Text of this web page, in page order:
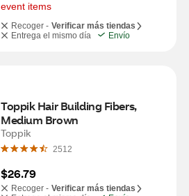
event items
Recoger - Verificar más tiendas
Entrega el mismo día
Envío
Toppik Hair Building Fibers,
Medium Brown
Toppik
2512
$26.79
Recoger - Verificar más tiendas